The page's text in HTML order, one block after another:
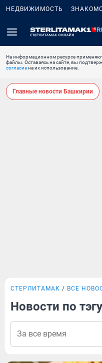
НЕДВИЖИМОСТЬ
На информационном ресурсе
файлы. Оставаясь на сайте, вы
согласиена их использование.
Главные новости Башкирии
СТЕРЛИТАМАК ВСЕ
Новости по